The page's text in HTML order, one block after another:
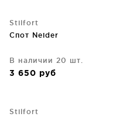
Stilfort
Спот Neider
В наличии 20 шт.
3 650 руб
Stilfort